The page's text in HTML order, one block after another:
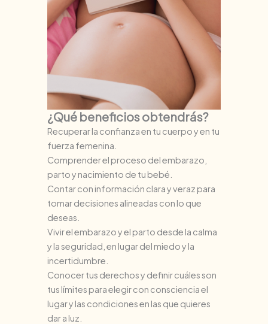
¿Qué beneficios obtendrás?
Recuperar la confianza en tu cuerpo y en tu
fuerza femenina.
Comprender el proceso del embarazo,
parto y nacimiento de tu bebé.
Contar con información clara y veraz para
tomar decisiones alineadas con lo que
deseas.
Vivir el embarazo y el parto desde la calma
y la seguridad, en lugar del miedo y la
incertidumbre.
Conocer tus derechos y definir cuáles son
tus límites para elegir con consciencia el
lugar y las condiciones en las que quieres
dar a luz.